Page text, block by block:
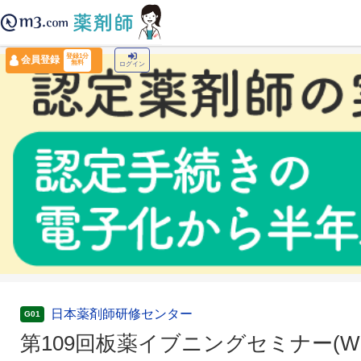
会員登録
登録1分
無料
ログイン
› 第109回板薬イブニングセミナー(WEB)
G01 日本薬剤師研修センター
第109回板薬イブニングセミナー